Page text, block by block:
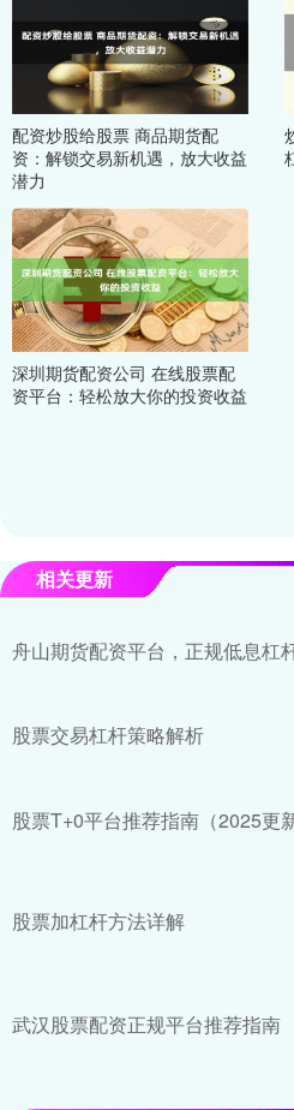
配资炒股给股票 商品期货配
资：解锁交易新机遇，放大收益
潜力
深圳期货配资公司 在线股票配
资平台：轻松放大你的投资收益
相关更新
舟山期货配资平台，正规低息杠
股票交易杠杆策略解析
股票T+0平台推荐指南（2025更
股票加杠杆方法详解
武汉股票配资正规平台推荐指南